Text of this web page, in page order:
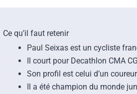
Ce qu’il faut retenir
Paul Seixas est un cycliste
Il court pour Decathlon CMA
Son profil est celui d’un
Il a été champion du monde